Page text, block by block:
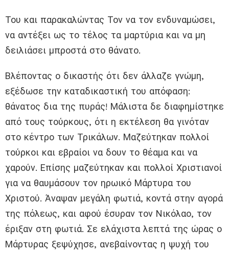
Του και παρακαλώντας Τον να τον ενδυναμώσει,
να αντέξει ως το τέλος τα μαρτύρια και να μη
δειλιάσει μπροστά στο θάνατο.
Βλέποντας ο δικαστής ότι δεν άλλαζε γνώμη,
εξέδωσε την καταδικαστική του απόφαση:
θάνατος δια της πυράς! Μάλιστα δε διαφημίστηκε
από τους τούρκους, ότι η εκτέλεση θα γινόταν
στο κέντρο των Τρικάλων. Μαζεύτηκαν πολλοί
τούρκοι και εβραίοι να δουν το θέαμα και να
χαρούν. Επίσης μαζεύτηκαν και πολλοί Χριστιανοί
για να θαυμάσουν τον ηρωικό Μάρτυρα του
Χριστού. Άναψαν μεγάλη φωτιά, κοντά στην αγορά
της πόλεως, και αφού έσυραν τον Νικόλαο, τον
έριξαν στη φωτιά. Σε ελάχιστα λεπτά της ώρας ο
Μάρτυρας ξεψύχησε, ανεβαίνοντας η ψυχή του